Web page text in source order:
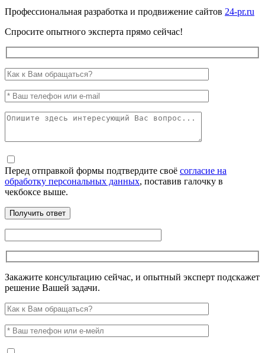
Профессиональная разработка и продвижение сайтов 24-pr.ru
Спросите опытного эксперта прямо сейчас!
Перед отправкой формы подтвердите своё согласие на
обработку персональных данных, поставив галочку в
чекбоксе выше.
Закажите консультацию сейчас, и опытный эксперт подскажет
решение Вашей задачи.